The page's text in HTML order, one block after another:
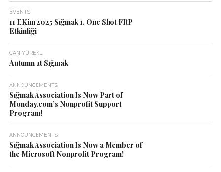
EVENTS
11 EKim 2025 Sığınak 1. One Shot FRP
Etkinliği
CAN YÜREKLI
Autumn at Sığınak
ANNOUNCEMENTS
Sığınak Association Is Now Part of
Monday.com’s Nonprofit Support
Program!
ANNOUNCEMENTS
Sığınak Association Is Now a Member of
the Microsoft Nonprofit Program!